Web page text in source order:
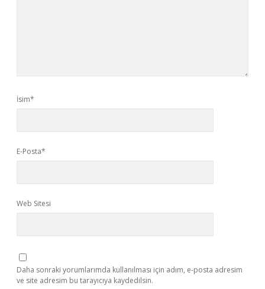
İsim*
E-Posta*
Web Sitesi
Daha sonraki yorumlarımda kullanılması için adım, e-posta adresim
ve site adresim bu tarayıcıya kaydedilsin.